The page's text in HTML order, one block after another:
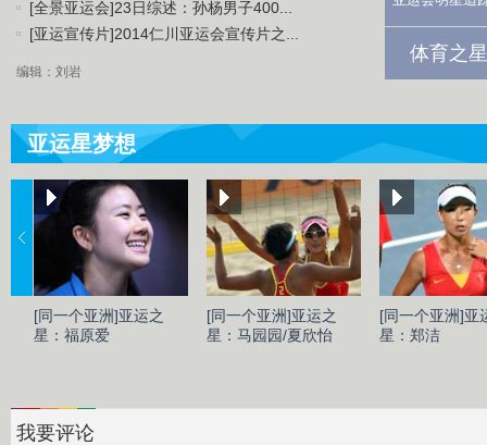
[全景亚运会]23日综述：孙杨男子400...
[亚运宣传片]2014仁川亚运会宣传片之...
编辑：刘岩
体育之
亚运星梦想
[同一个亚洲]亚运之
星：福原爱
[同一个亚洲]亚运之
星：马园园/夏欣怡
[同一个亚洲]亚
星：郑洁
我要评论